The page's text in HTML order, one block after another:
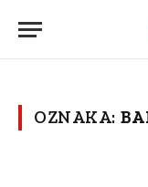
OZNAKA: